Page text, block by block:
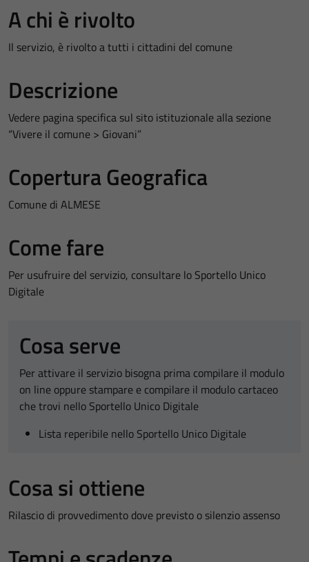
A chi è rivolto
Il servizio, è rivolto a tutti i cittadini del comune
Descrizione
Vedere pagina specifica sul sito istituzionale alla sezione
“Vivere il comune > Giovani”
Copertura Geografica
Comune di ALMESE
Come fare
Per usufruire del servizio, consultare lo Sportello Unico
Digitale
Cosa serve
Per attivare il servizio bisogna prima compilare il modulo
on line oppure stampare e compilare il modulo cartaceo
che trovi nello Sportello Unico Digitale
Lista reperibile nello Sportello Unico Digitale
Cosa si ottiene
Rilascio di provvedimento dove previsto o silenzio assenso